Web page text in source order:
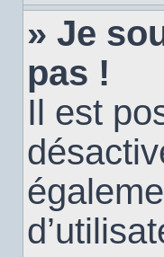
» Je
pas !
Il est